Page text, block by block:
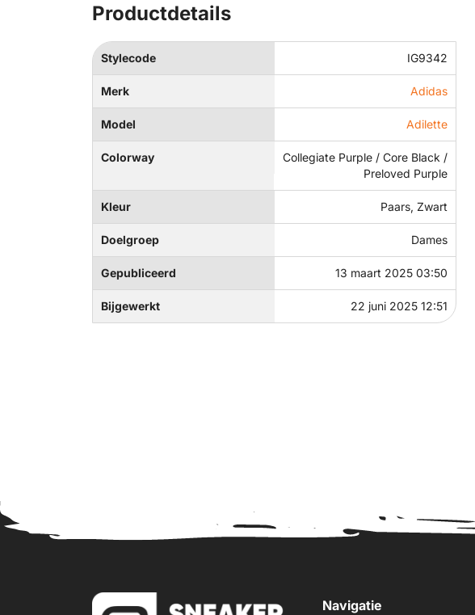
Productdetails
Stylecode IG9342
Merk Adidas
Model Adilette
Colorway
Collegiate Purple / Core Black /
Preloved Purple
Kleur Paars, Zwart
Doelgroep Dames
Gepubliceerd 13 maart 2025 03:50
Bijgewerkt 22 juni 2025 12:51
Navigatie